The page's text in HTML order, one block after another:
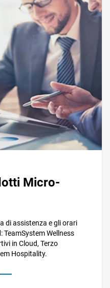
Micro-
di assistenza e gli orari
: TeamSystem Wellness
in Cloud, Terzo
Hospitality.